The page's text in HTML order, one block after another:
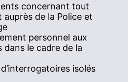
concernant tout
auprès de la Police et
personnel aux
dans le cadre de la
isolés